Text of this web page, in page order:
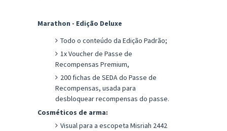
Marathon - Edição Deluxe
Todo o conteúdo da Edição Padrão;
1x Voucher de Passe de
Recompensas Premium,
200 fichas de SEDA do Passe de
Recompensas, usada para
desbloquear recompensas do passe.
Cosméticos de arma:
Visual para a escopeta Misriah 2442